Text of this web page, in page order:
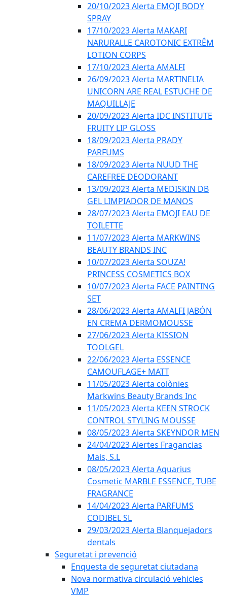
20/10/2023 Alerta EMOJI BODY
SPRAY
17/10/2023 Alerta MAKARI
NARURALLE CAROTONIC EXTRÊM
LOTION CORPS
17/10/2023 Alerta AMALFI
26/09/2023 Alerta MARTINELIA
UNICORN ARE REAL ESTUCHE DE
MAQUILLAJE
20/09/2023 Alerta IDC INSTITUTE
FRUITY LIP GLOSS
18/09/2023 Alerta PRADY
PARFUMS
18/09/2023 Alerta NUUD THE
CAREFREE DEODORANT
13/09/2023 Alerta MEDISKIN DB
GEL LIMPIADOR DE MANOS
28/07/2023 Alerta EMOJI EAU DE
TOILETTE
11/07/2023 Alerta MARKWINS
BEAUTY BRANDS INC
10/07/2023 Alerta SOUZA!
PRINCESS COSMETICS BOX
10/07/2023 Alerta FACE PAINTING
SET
28/06/2023 Alerta AMALFI JABÓN
EN CREMA DERMOMOUSSE
27/06/2023 Alerta KISSION
TOOLGEL
22/06/2023 Alerta ESSENCE
CAMOUFLAGE+ MATT
11/05/2023 Alerta colònies
Markwins Beauty Brands Inc
11/05/2023 Alerta KEEN STROCK
CONTROL STYLING MOUSSE
08/05/2023 Alerta SKEYNDOR MEN
24/04/2023 Alertes Fragancias
Mais, S.L
08/05/2023 Alerta Aquarius
Cosmetic MARBLE ESSENCE, TUBE
FRAGRANCE
14/04/2023 Alerta PARFUMS
CODIBEL SL
29/03/2023 Alerta Blanquejadors
dentals
Seguretat i prevenció
Enquesta de seguretat ciutadana
Nova normativa circulació vehicles
VMP